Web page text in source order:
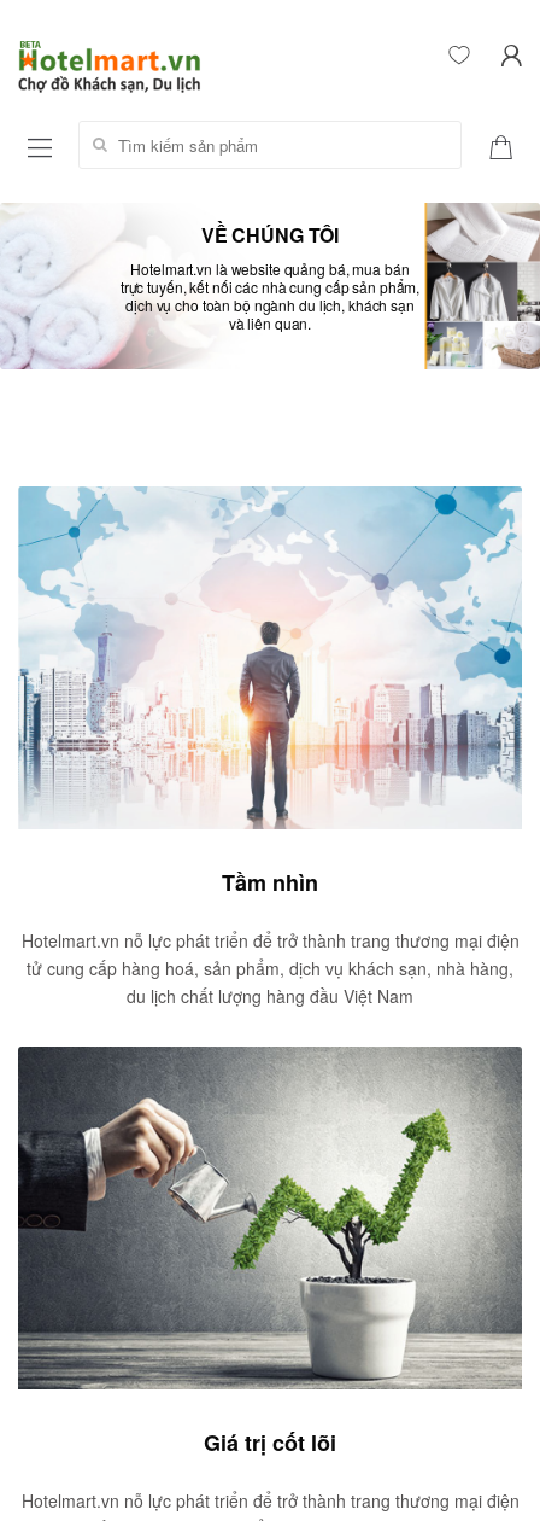
Tìm kiếm sản phẩm:
VỀ CHÚNG TÔI
Hotelmart.vn là website quảng bá, mua bán
trực tuyến, kết nối các nhà cung cấp sản phẩm,
dịch vụ cho toàn bộ ngành du lịch, khách sạn
và liên quan.
Tầm nhìn
Hotelmart.vn nỗ lực phát triển để trở thành trang thương mại điện
tử cung cấp hàng hoá, sản phẩm, dịch vụ khách sạn, nhà hàng,
du lịch chất lượng hàng đầu Việt Nam
Giá trị cốt lõi
Hotelmart.vn nỗ lực phát triển để trở thành trang thương mại điện